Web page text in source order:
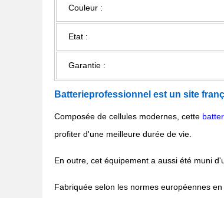
Couleur :
Etat :
Garantie :
Batterieprofessionnel est un site
Composée de cellules modernes, cette
profiter d'une meilleure durée de vie.
En outre, cet équipement a aussi été muni
Fabriquée selon les normes européennes